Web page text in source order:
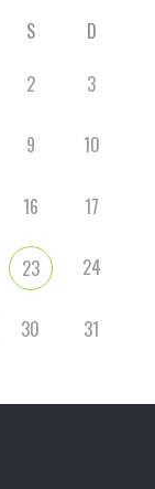
S
D
2 3
9 10
16 17
23 24
30 31